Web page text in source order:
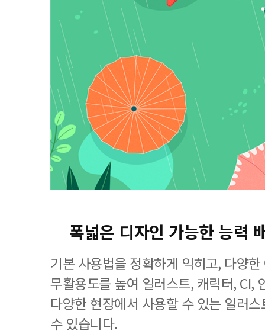
폭넓은 디자인 가능한 능력
기본 사용법을 정확하게 익히고, 다양
무활용도를 높여 일러스트, 캐릭터, CI,
다양한 현장에서 사용할 수 있는 일러
수 있습니다.